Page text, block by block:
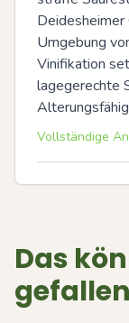
Deidesheimer
Umgebung
Vinifikation
lagegerechte
Vollständige
Das
gefallen